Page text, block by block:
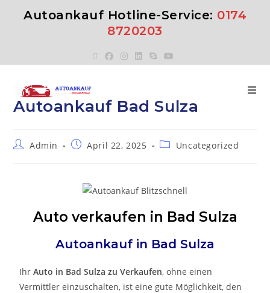
Autoankauf Hotline-Service: 0174
8720203
Autoankauf Bad Sulza
Admin April 22, 2025 Uncategorized
Auto verkaufen in Bad Sulza
Autoankauf in Bad Sulza
IhrAuto in Bad SulzazuVerkaufen, ohne einen
Vermittler einzuschalten, ist eine gute Möglichkeit, den